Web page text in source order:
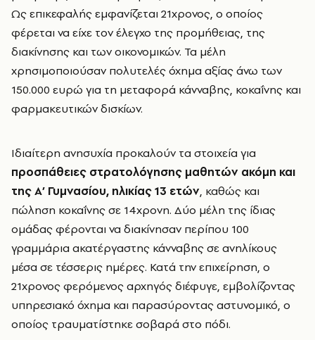
Ως επικεφαλής εμφανίζεται 21χρονος, ο οποίος
φέρεται να είχε τον έλεγχο της προμήθειας, της
διακίνησης και των οικονομικών. Τα μέλη
χρησιμοποιούσαν πολυτελές όχημα αξίας άνω των
150.000 ευρώ για τη μεταφορά κάνναβης, κοκαΐνης και
φαρμακευτικών δισκίων.
Ιδιαίτερη ανησυχία προκαλούν τα στοιχεία για
προσπάθειες στρατολόγησης μαθητών ακόμη και
της Α’ Γυμνασίου, ηλικίας 13 ετών, καθώς και
πώληση κοκαΐνης σε 14χρονη. Δύο μέλη της ίδιας
ομάδας φέρονται να διακίνησαν περίπου 100
γραμμάρια ακατέργαστης κάνναβης σε ανηλίκους
μέσα σε τέσσερις ημέρες. Κατά την επιχείρηση, ο
21χρονος φερόμενος αρχηγός διέφυγε, εμβολίζοντας
υπηρεσιακό όχημα και παρασύροντας αστυνομικό, ο
οποίος τραυματίστηκε σοβαρά στο πόδι.